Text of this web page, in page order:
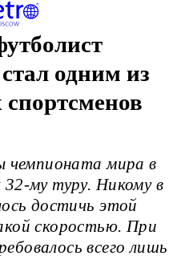
одним из
чемпионата мира в
му туру. Никому в
достичь этой
скоростью. При
всего лишь